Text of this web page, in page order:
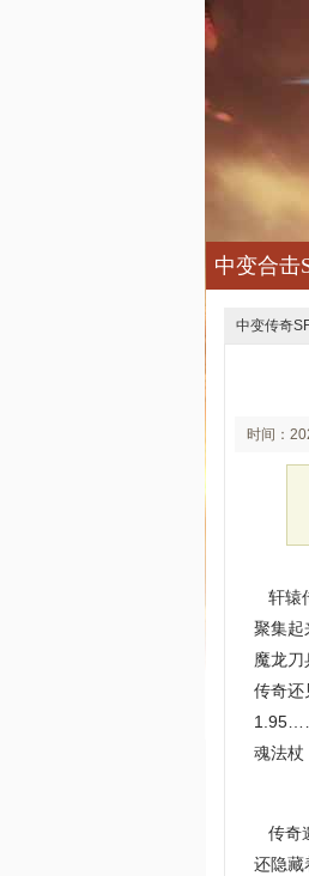
中变合击
中变传奇
时间：
轩辕
聚集起
魔龙
传奇还
魂法杖
传奇
还隐藏